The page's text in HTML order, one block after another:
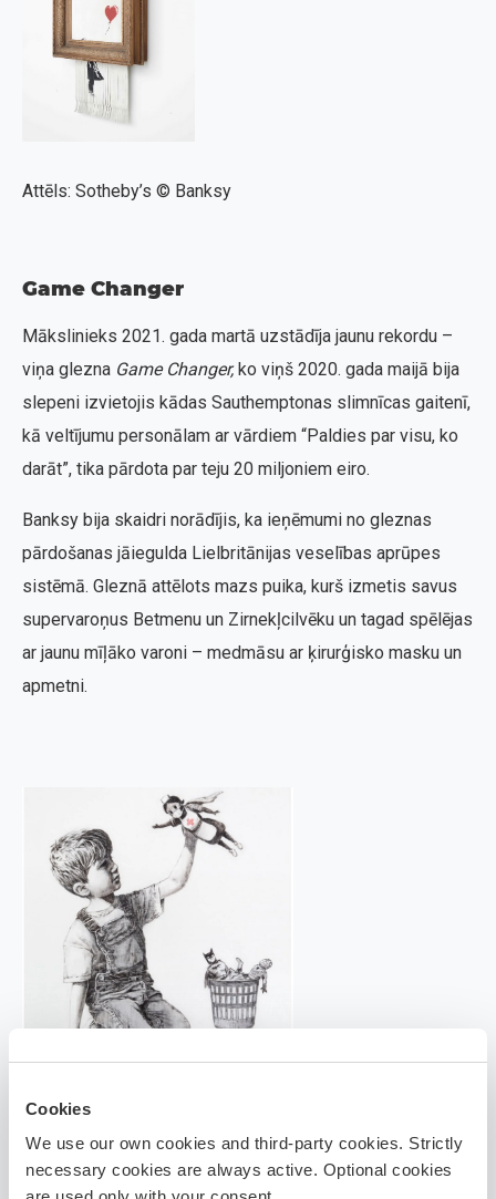
Cookies
We use our own cookies and third-party cookies. Strictly
necessary cookies are always active. Optional cookies
Attēls: Sotheby’s © Banksy
Game Changer
Mākslinieks 2021. gada martā uzstādīja jaunu rekordu –
viņa glezna Game Changer,ko viņš 2020. gada maijā bija
slepeni izvietojis kādas Sauthemptonas slimnīcas gaitenī,
kā veltījumu personālam ar vārdiem “Paldies par visu, ko
darāt”, tika pārdota par teju 20 miljoniem eiro.
Banksy bija skaidri norādījis, ka ieņēmumi no gleznas
pārdošanas jāiegulda Lielbritānijas veselības aprūpes
sistēmā. Gleznā attēlots mazs puika, kurš izmetis savus
supervaroņus Betmenu un Zirnekļcilvēku un tagad spēlējas
ar jaunu mīļāko varoni – medmāsu ar ķirurģisko masku un
apmetni.
Attēls: BBC.